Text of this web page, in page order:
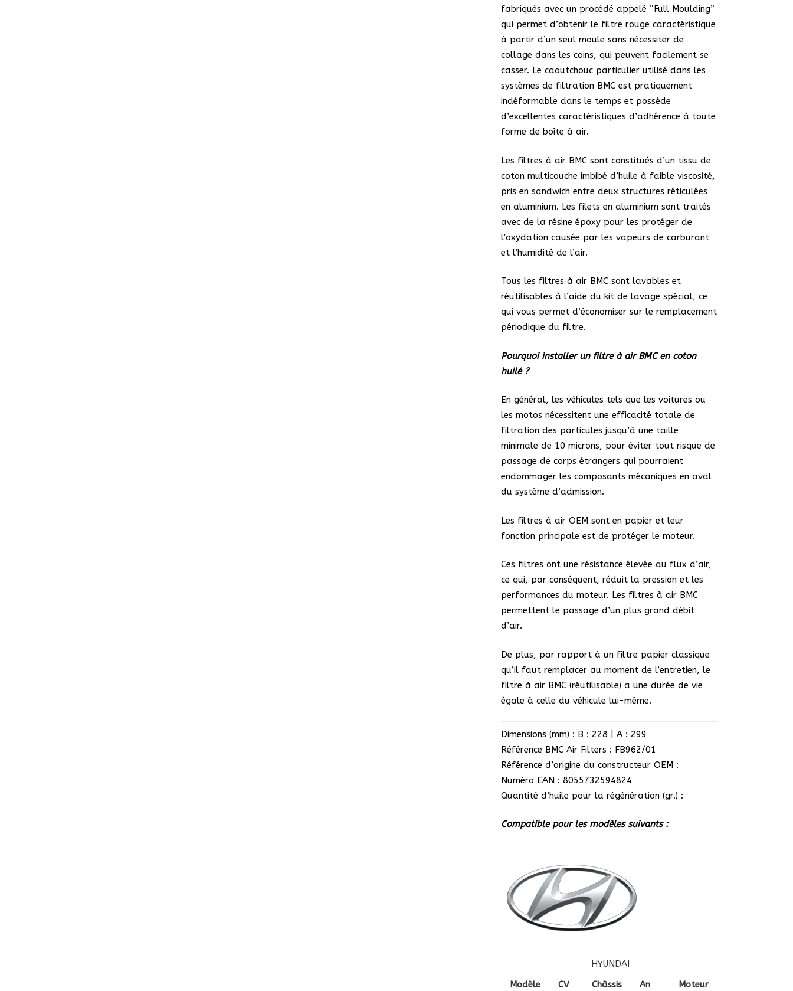
fabriqués avec un procédé appelé “Full Moulding”
qui permet d’obtenir le filtre rouge caractéristique
à partir d’un seul moule sans nécessiter de
collage dans les coins, qui peuvent facilement se
casser. Le caoutchouc particulier utilisé dans les
systèmes de filtration BMC est pratiquement
indéformable dans le temps et possède
d’excellentes caractéristiques d’adhérence à toute
forme de boîte à air.
Les filtres à air BMC sont constitués d’un tissu de
coton multicouche imbibé d’huile à faible viscosité,
pris en sandwich entre deux structures réticulées
en aluminium. Les filets en aluminium sont traités
avec de la résine époxy pour les protéger de
l’oxydation causée par les vapeurs de carburant
et l’humidité de l’air.
Tous les filtres à air BMC sont lavables et
réutilisables à l’aide du kit de lavage spécial, ce
qui vous permet d’économiser sur le remplacement
périodique du filtre.
Pourquoi installer un filtre à air BMC en coton
huilé ?
En général, les véhicules tels que les voitures ou
les motos nécessitent une efficacité totale de
filtration des particules jusqu’à une taille
minimale de 10 microns, pour éviter tout risque de
passage de corps étrangers qui pourraient
endommager les composants mécaniques en aval
du système d’admission.
Les filtres à air OEM sont en papier et leur
fonction principale est de protéger le moteur.
Ces filtres ont une résistance élevée au flux d’air,
ce qui, par conséquent, réduit la pression et les
performances du moteur. Les filtres à air BMC
permettent le passage d’un plus grand débit
d’air.
De plus, par rapport à un filtre papier classique
qu’il faut remplacer au moment de l’entretien, le
filtre à air BMC (réutilisable) a une durée de vie
égale à celle du véhicule lui-même.
Dimensions (mm) : B : 228 | A : 299
Référence BMC Air Filters : FB962/01
Référence d’origine du constructeur OEM :
Numéro EAN : 8055732594824
Quantité d’huile pour la régénération (gr.) :
Compatible pour les modèles suivants :
HYUNDAI
Modèle
CV Châssis An Moteur